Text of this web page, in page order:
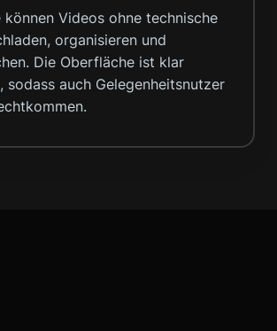
können Videos ohne technische
organisieren und
Die Oberfläche ist klar
sodass auch Gelegenheitsnutzer